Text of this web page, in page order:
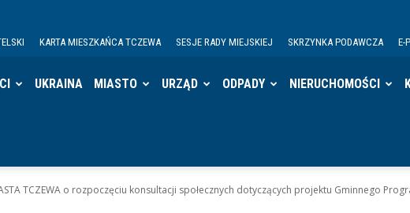
KARTA MIESZKAŃCA TCZEWA SESJE RADY MIEJSKIEJ SKRZYNKA PODAWCZA E-
UKRAINA MIASTO URZĄD ODPADY NIERUCHOMOŚCI
TCZEWA o rozpoczęciu konsultacji społecznych dotyczących projektu Gminnego